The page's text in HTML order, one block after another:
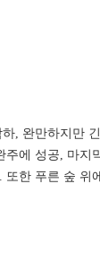
, 완만하지만
주에 성공, 마지
또한 푸른 숲 위